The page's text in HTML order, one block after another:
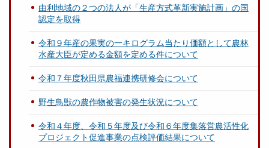
由利地域の２つの法人が「生産方式革新実施計画」の国
認定を取得
令和９年産の果実の一キログラム当たり価額として農林
水産大臣が定める金額を定める件について
令和７年度秋田県農福連携研修会について
野生鳥獣の農作物被害の発生状況について
令和４年度、令和５年度及び令和６年度集落営農活性化
プロジェクト促進事業の点検評価結果について